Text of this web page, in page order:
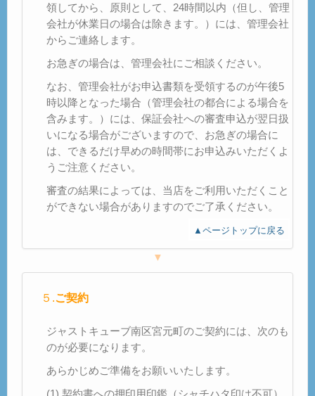
領してから、原則として、24時間以内（但し、管理
会社が休業日の場合は除きます。）には、管理会社
からご連絡します。
お急ぎの場合は、管理会社にご相談ください。
なお、管理会社がお申込書類を受領するのが午後5
時以降となった場合（管理会社の都合による場合を
含みます。）には、保証会社への審査申込が翌日扱
いになる場合がございますので、お急ぎの場合に
は、できるだけ早めの時間帯にお申込みいただくよ
うご注意ください。
審査の結果によっては、当店をご利用いただくこと
ができない場合がありますのでご了承ください。
▲ページトップに戻る
▼
５.ご契約
ジャストキューブ南区宮元町のご契約には、次のも
のが必要になります。
あらかじめご準備をお願いいたします。
(1) 契約書への押印用印鑑（シャチハタ印は不可）